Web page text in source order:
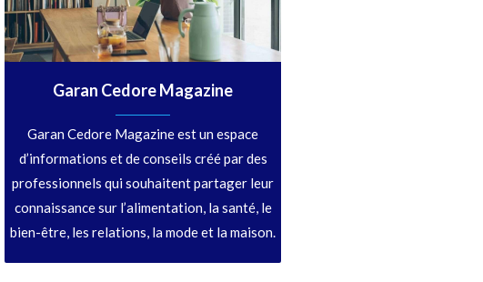
Garan Cedore Magazine
Garan Cedore Magazine est un espace
d’informations et de conseils créé par des
professionnels qui souhaitent partager leur
connaissance sur l’alimentation, la santé, le
bien-être, les relations, la mode et la maison.